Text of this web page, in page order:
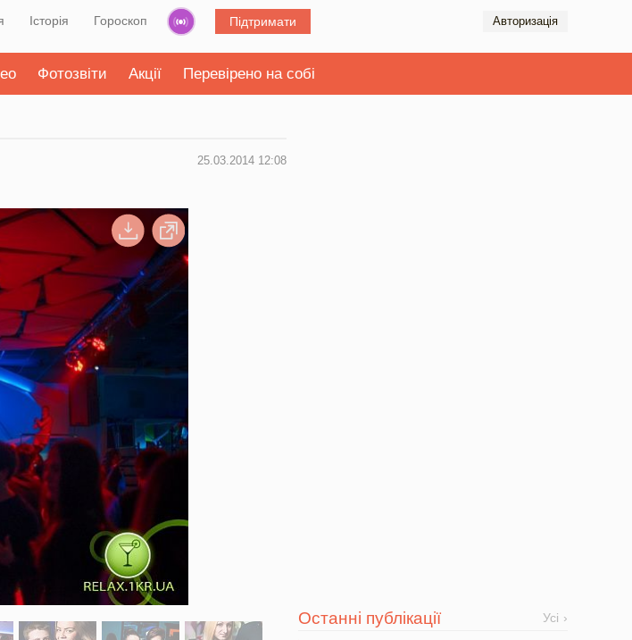
Історія Гороскоп Підтримати Авторизація
Фотозвіти Акції Перевірено на собі
25.03.2014 12:08
Останні публікації Усі